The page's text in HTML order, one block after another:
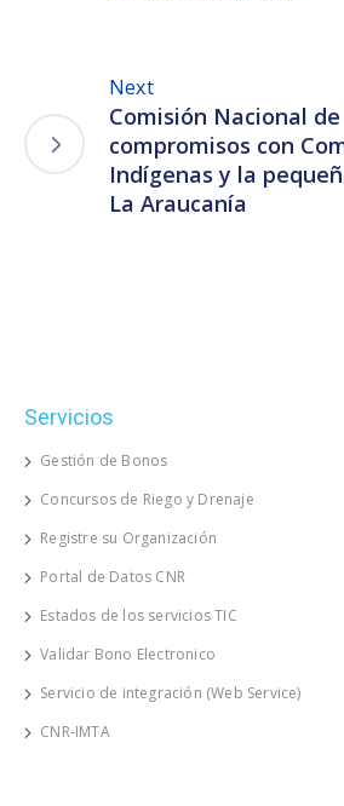
Next
Comisión Nacional
compromisos con
Indígenas y la
La Araucanía
Servicios
Gestión de Bonos
Concursos de Riego y Drenaje
Registre su Organización
Portal de Datos CNR
Estados de los servicios TIC
Validar Bono Electronico
Servicio de integración (Web Service)
CNR-IMTA